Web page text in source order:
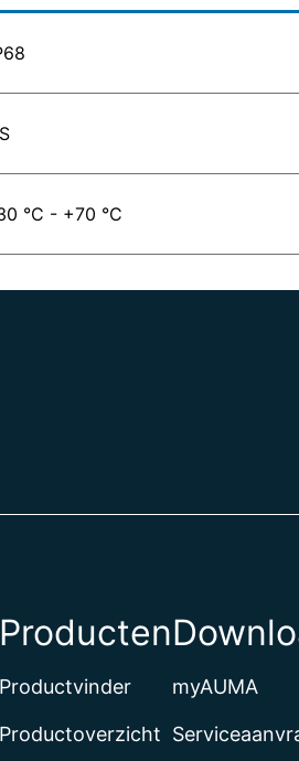
°C - +70 °C
Producten
Productvinder
Productoverzicht
myAUMA